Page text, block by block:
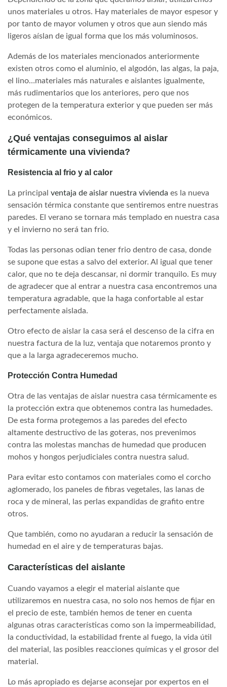
unos materiales u otros. Hay materiales de mayor espesor y
por tanto de mayor volumen y otros que aun siendo más
ligeros aíslan de igual forma que los más voluminosos.
Además de los materiales mencionados anteriormente
existen otros como el aluminio, el algodón, las algas, la paja,
el lino…materiales más naturales e aislantes igualmente,
más rudimentarios que los anteriores, pero que nos
protegen de la temperatura exterior y que pueden ser más
económicos.
¿Qué ventajas conseguimos al aislar
térmicamente una vivienda?
Resistencia al frio y al calor
La principal ventaja de aislar nuestra vivienda es la nueva
sensación térmica constante que sentiremos entre nuestras
paredes. El verano se tornara más templado en nuestra casa
y el invierno no será tan frio.
Todas las personas odian tener frio dentro de casa, donde
se supone que estas a salvo del exterior. Al igual que tener
calor, que no te deja descansar, ni dormir tranquilo. Es muy
de agradecer que al entrar a nuestra casa encontremos una
temperatura agradable, que la haga confortable al estar
perfectamente aislada.
Otro efecto de aislar la casa será el descenso de la cifra en
nuestra factura de la luz, ventaja que notaremos pronto y
que a la larga agradeceremos mucho.
Protección Contra Humedad
Otra de las ventajas de aislar nuestra casa térmicamente es
la protección extra que obtenemos contra las humedades.
De esta forma protegemos a las paredes del efecto
altamente destructivo de las goteras, nos prevenimos
contra las molestas manchas de humedad que producen
mohos y hongos perjudiciales contra nuestra salud.
Para evitar esto contamos con materiales como el corcho
aglomerado, los paneles de fibras vegetales, las lanas de
roca y de mineral, las perlas expandidas de grafito entre
otros.
Que también, como no ayudaran a reducir la sensación de
humedad en el aire y de temperaturas bajas.
Características del aislante
Cuando vayamos a elegir el material aislante que
utilizaremos en nuestra casa, no solo nos hemos de fijar en
el precio de este, también hemos de tener en cuenta
algunas otras características como son la impermeabilidad,
la conductividad, la estabilidad frente al fuego, la vida útil
del material, las posibles reacciones químicas y el grosor del
material.
Lo más apropiado es dejarse aconsejar por expertos en el